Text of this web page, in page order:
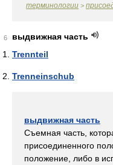
терминологии >
6
выдвижная часть
Trennteil
Trenneinschub
выдвижная часть
Съемная часть,
присоединенного
положение, либо в